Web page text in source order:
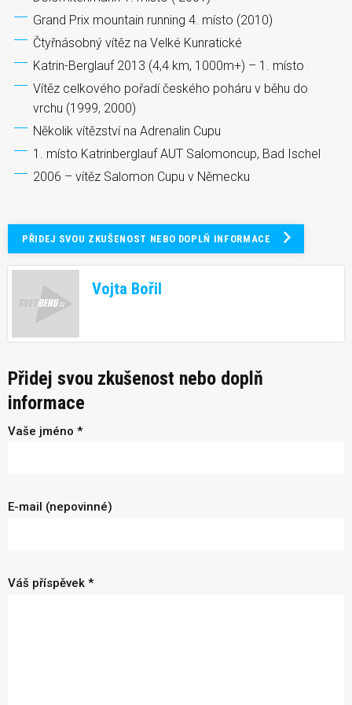
Grand Prix mountain running 4. místo (2010)
Čtyřnásobný vítěz na Velké Kunratické
Katrin-Berglauf 2013 (4,4 km, 1000m+) – 1. místo
Vítěz celkového pořadí českého poháru v běhu do
vrchu (1999, 2000)
Několik vítězství na Adrenalin Cupu
1. místo Katrinberglauf AUT Salomoncup, Bad Ischel
2006 – vítěz Salomon Cupu v Německu
PŘIDEJ SVOU ZKUŠENOST NEBO DOPLŇ INFORMACE
Vojta Bořil
Přidej svou zkušenost nebo doplň
informace
Vaše jméno *
E-mail (nepovinné)
Váš příspěvek *